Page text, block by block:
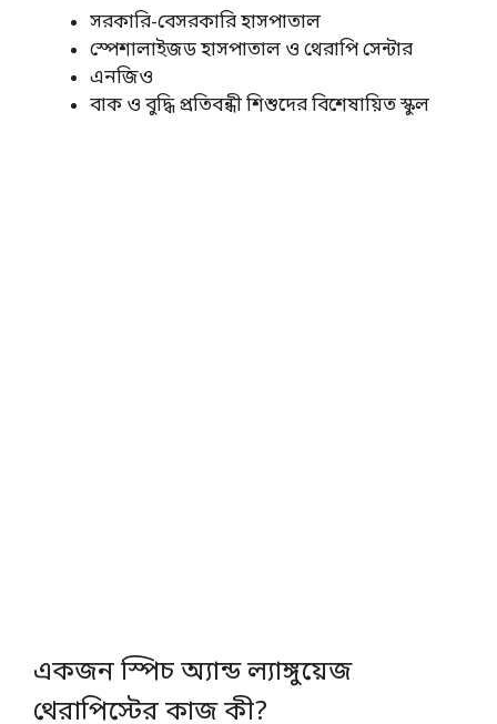
সরকারি-বেসরকারি হাসপাতাল
স্পেশালাইজড হাসপাতাল ও থেরাপি সেন্টার
এনজিও
বাক ও বুদ্ধি প্রতিবন্ধী শিশুদের বিশেষায়িত স্কুল
একজন স্পিচ অ্যান্ড ল্যাঙ্গুয়েজ
থেরাপিস্টের কাজ কী?